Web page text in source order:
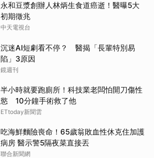
永和豆漿創辦人林炳生食道癌逝！醫曝5大
初期徵兆
中天電視台
沉迷AI短劇看不停？ 醫揭「長輩特別易
陷」3原因
鏡週刊
半小時就要跑廁所！科技業老闆怕開刀傷性
慾 10分鐘手術救了他
ETtoday新聞雲
吃海鮮麵險喪命！65歲翁敗血性休克住加護
病房 醫示警5隔夜菜直接丟
聯合新聞網